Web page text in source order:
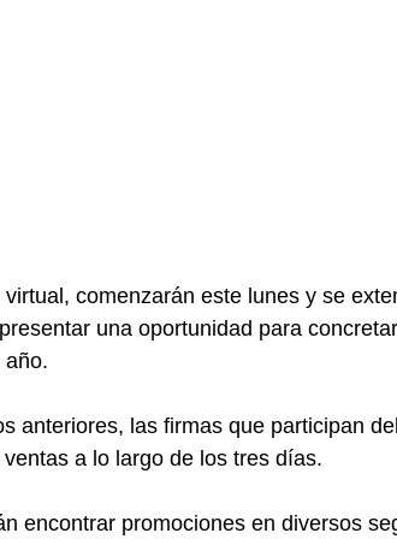
comenzarán este lunes y se
una oportunidad para
año.
anteriores, las firmas que participan
a lo largo de los tres días.
encontrar promociones en diversos